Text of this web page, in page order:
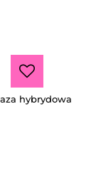
hybrydowa